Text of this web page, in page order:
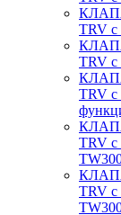
TRV с
TRV с
TRV с
TRV с
TRV с